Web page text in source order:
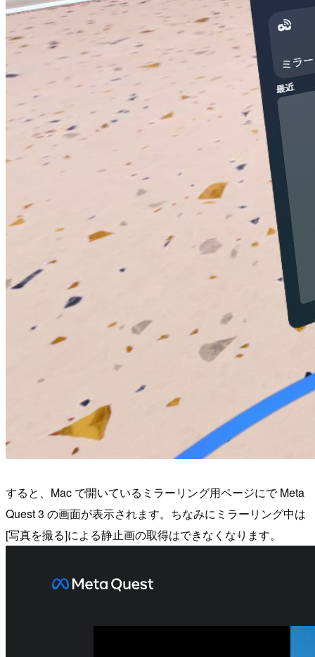
すると、Mac で開いているミラーリング用ページにで Meta
Quest 3 の画面が表示されます。ちなみにミラーリング中は
[写真を撮る]による静止画の取得はできなくなります。